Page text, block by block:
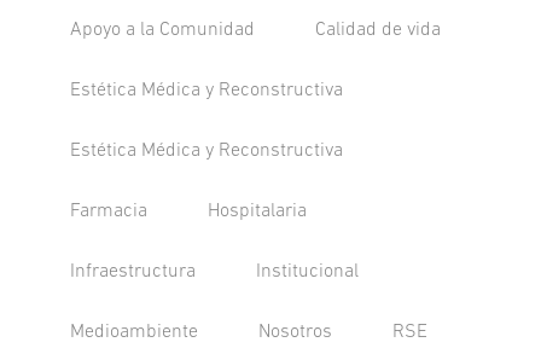
Apoyo a la Comunidad Calidad de vida
Estética Médica y Reconstructiva
Estética Médica y Reconstructiva
Farmacia Hospitalaria
Infraestructura Institucional
Medioambiente Nosotros RSE